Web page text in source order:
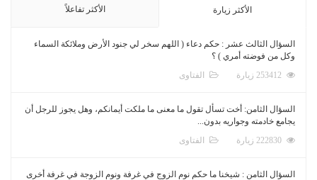
الأكثر زيارة الأكثر تفاعلاً
السؤال الثالث عشر : حكم دعاء ( اللهم سخر لي جنود الأرض وملائكة السماء
وكل من فوضته أمري ) ؟
الفتاوى
السؤال الثامن: أخت تسأل تقول ما معنى ما ملكت أيمانكم، وهل يجوز للرجل أن
يجامع خادمته وجواريه بدون...
الفتاوى
السؤال الثامن : شيخنا ما حكم نوم الزوج في غرفة ونوم الزوجة في غرفة أخرى